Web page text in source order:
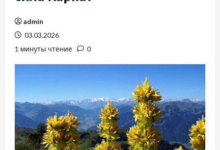
admin
03.03.2026
1 минуты чтение
0